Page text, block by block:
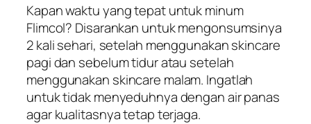
Kapan waktu yang tepat untuk minum
Flimcol? Disarankan untuk mengonsumsinya
2 kali sehari, setelah menggunakan skincare
pagi dan sebelum tidur atau setelah
menggunakan skincare malam. Ingatlah
untuk tidak menyeduhnya dengan air panas
agar kualitasnya tetap terjaga.